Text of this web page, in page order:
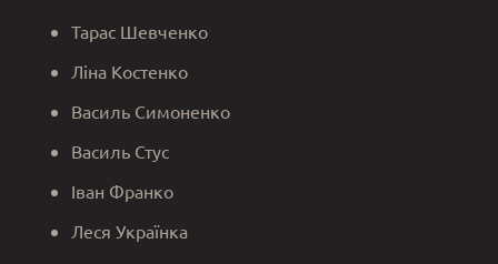
Тарас Шевченко
Ліна Костенко
Василь Симоненко
Василь Стус
Іван Франко
Леся Українка